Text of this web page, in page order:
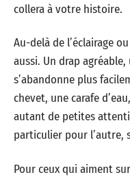
collera à votre histoire.
Au-delà de l’éclairage
aussi. Un drap
s’abandonne plus
chevet, une carafe
autant de petites
particulier pour l’autre,
Pour ceux qui aiment